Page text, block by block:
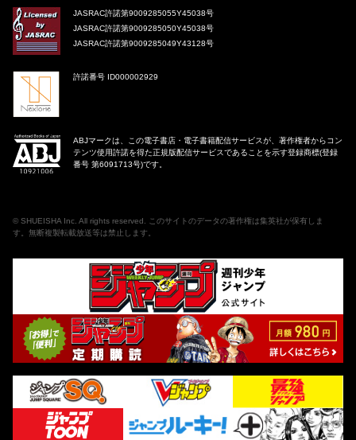
JASRAC許諾第9009285055Y45038号
JASRAC許諾第9009285050Y45038号
JASRAC許諾第9009285049Y43128号
許諾番号 ID000002929
ABJマークは、この電子書店・電子書籍配信サービスが、著作権者からコン
テンツ使用許諾を得た正規版配信サービスであることを示す登録商標(登録
番号 第6091713号)です。
© SHUEISHA Inc. All rights reserved. このサイトのデータの著作権は集英社が保有しま
す。無断複製転載放送等は禁止します。